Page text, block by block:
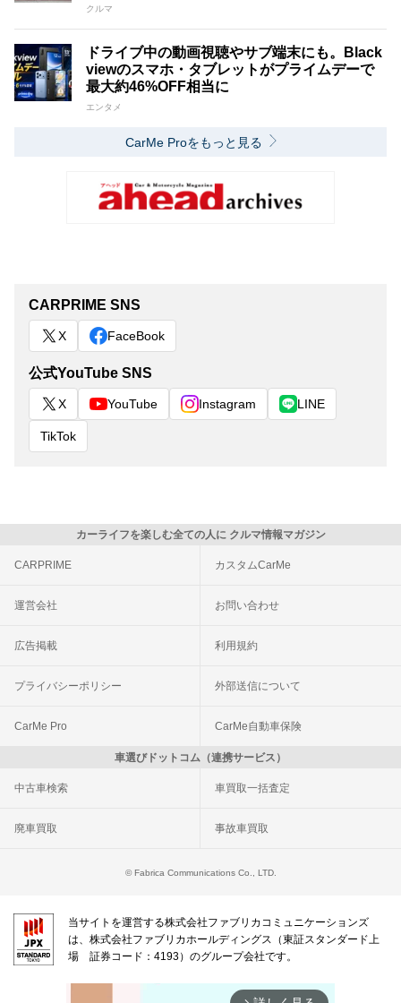
クルマ
ドライブ中の動画視聴やサブ端末にも。Black
viewのスマホ・タブレットがプライムデーで
最大約46%OFF相当に
エンタメ
CarMe Proをもっと見る
CARPRIME SNS
X FaceBook
公式YouTube SNS
X YouTube Instagram LINE
TikTok
カーライフを楽しむ全ての人に クルマ情報マガジン
CARPRIME カスタムCarMe
運営会社 お問い合わせ
広告掲載 利用規約
プライバシーポリシー 外部送信について
CarMe Pro CarMe自動車保険
車選びドットコム（連携サービス）
中古車検索 車買取一括査定
廃車買取 事故車買取
© Fabrica Communications Co., LTD.
当サイトを運営する株式会社ファブリカコミュニケーションズ
は、株式会社ファブリカホールディングス（東証スタンダード上
場 証券コード：4193）のグループ会社です。